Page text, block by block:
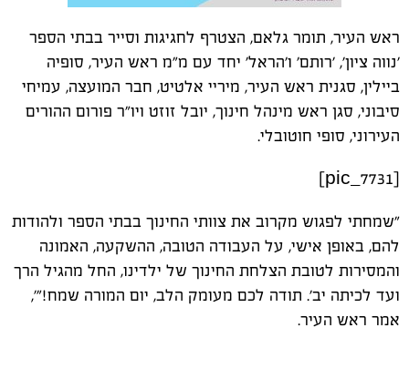
ראש העיר, תומר גלאם, הצטרף לחגיגות וסייר בבתי הספר
'נווה ציון', 'רותם' ו'הראל' יחד עם מ"מ ראש העיר, סופיה
ביילין, סגנית ראש העיר, מיריי אלטיט, חבר המועצה, עמיחי
סיבוני, סגן ראש מינהל חינוך, יובל זוזט ויו"ר פורום ההורים
העירוני, סופי חוטובלי.
[pic_7731]
"שמחתי לפגוש מקרוב את צוותי החינוך בבתי הספר ולהודות
להם, באופן אישי, על העבודה הטובה, ההשקעה, האמונה
והמסירות לטובת הצלחת החינוך של ילדינו, החל מהגיל הרך
ועד לכיתה יב'. תודה לכם מעומק הלב, יום המורה שמח!"',
אמר ראש העיר.